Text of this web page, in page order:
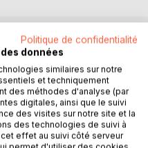
France. Mariée d'office
calculs stratégiques
n'a pas choisi, lui
toujours son pays, sa
Politique de confidentialité
données
similaires sur notre
et techniquement
des méthodes d'analyse (par
digitales, ainsi que le suivi
des visites sur notre site et la
des technologies de suivi à
effet au suivi côté serveur